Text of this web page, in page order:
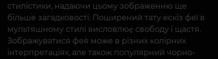
стилістики, надаючи цьому зображенню ще
більше загадковості. Поширений тату ескіз феї в
мультяшному стилі висловлює свободу і щастя.
Зображуватися фея може в різних колірних
інтерпретаціях, але також популярний чорно-